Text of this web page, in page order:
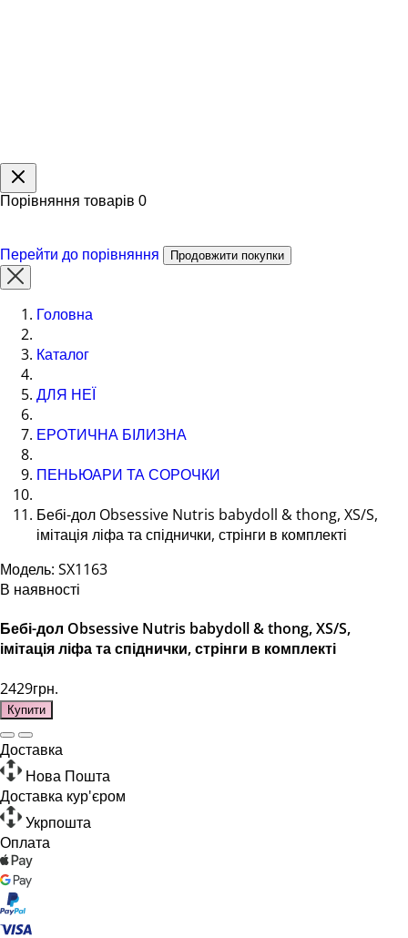
Порівняння товарів 0
Перейти до порівняння Продовжити покупки
Головна
Каталог
ДЛЯ НЕЇ
ЕРОТИЧНА БІЛИЗНА
ПЕНЬЮАРИ ТА СОРОЧКИ
Бебі-дол Obsessive Nutris babydoll & thong, XS/S,
імітація ліфа та спіднички, стрінги в комплекті
Модель: SX1163
В наявності
Бебі-дол Obsessive Nutris babydoll & thong, XS/S,
імітація ліфа та спіднички, стрінги в комплекті
2429грн.
Купити
Доставка
Нова Пошта
Доставка кур'єром
Укрпошта
Оплата